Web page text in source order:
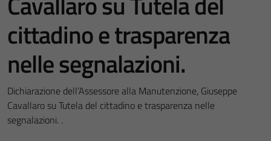
cittadino e trasparenza
nelle segnalazioni.
Dichiarazione dell’Assessore alla Manutenzione, Giuseppe
Cavallaro su Tutela del cittadino e trasparenza nelle
segnalazioni. .